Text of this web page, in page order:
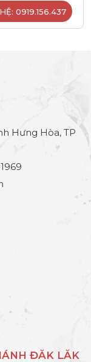
0919.156.437
Hưng Hòa, TP
ĐĂK LĂK